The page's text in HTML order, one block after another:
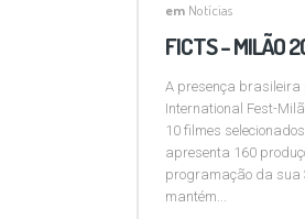
em Notícias
FICTS – MILÃO
A presença brasileira
International Fest-
10 filmes
apresenta 160
programação da sua
mantém...